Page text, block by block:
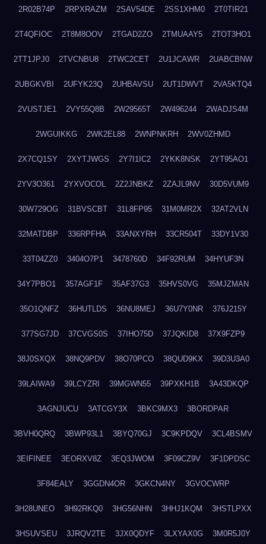
2R02B74P 2RPXRAZM 2SAV54DE 2SS1XHM0 2T0TIR21
2T4QFIOC 2T8M8OOV 2TGAD2ZO 2TMUAAY5 2TOT3HO1
2TT1JPJ0 2TVCNBU8 2TWC2CET 2U1JCAWR 2UABCBNW
2UBGKVBI 2UFYK23Q 2UHBAVSU 2UT1DWVT 2VA5KTQ4
2VUSTJE1 2VY55Q8B 2W29565T 2W496244 2WADJS4M
2WGUIKKG 2WK2EL88 2WNPNKRH 2WV0ZHMD
2X7CQ1SY 2XYTJWGS 2Y7I1IC2 2YKK8NSK 2YT95AO1
2YV3O361 2YXVOCOL 2Z2JNBKZ 2ZAJL9NV 30D5VUM9
30W729OG 31BVSCBT 31L8FP95 31M0MR2X 32AT2VLN
32MATDBP 336RPFHA 33ANXYRH 33CR504T 33DY1V30
33T04ZZ0 3404O7P1 3478760D 34F92RUM 34HYUF3N
34Y7PBO1 357AGF1F 35AF37G3 35HVS0VG 35MJZMAN
35O1QNFZ 36HUTLDS 36NU8MEJ 36U7Y0NR 376J215Y
377SG7JD 37CVGS0S 37IHO75D 37JQKID8 37X9FZP9
38J0SXQX 38NQ9PDV 38O70PCO 38QUD9KX 39D3U3A0
39LAIWA9 39LCYZRI 39MGWN55 39PXKH1B 3A43DKQP
3AGNJUCU 3ATCGY3X 3BKC9MX3 3BORDPAR
3BVH0QRQ 3BWP93L1 3BYQ70GJ 3C9KPDQV 3CL4BSMV
3EIFINEE 3EORXV8Z 3EQ3JWOM 3F09CZ9V 3F1DPDSC
3F84EALY 3GGDN4OR 3GKCN4NY 3GVOCWRP
3H28UNEO 3H92RKQ0 3HG56NHN 3HHJ1KQM 3HSTLPXX
3HSUVSEU 3JRQV2TE 3JX0QDYF 3LXYAX0G 3M0R5J0Y